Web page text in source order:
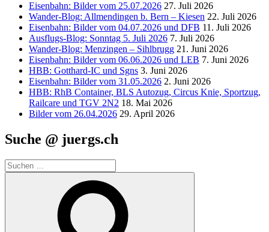
Eisenbahn: Bilder vom 25.07.2026 27. Juli 2026
Wander-Blog: Allmendingen b. Bern – Kiesen 22. Juli 2026
Eisenbahn: Bilder vom 04.07.2026 und DFB 11. Juli 2026
Ausflugs-Blog: Sonntag 5. Juli 2026 7. Juli 2026
Wander-Blog: Menzingen – Sihlbrugg 21. Juni 2026
Eisenbahn: Bilder vom 06.06.2026 und LEB 7. Juni 2026
HBB: Gotthard-IC und Sgns 3. Juni 2026
Eisenbahn: Bilder vom 31.05.2026 2. Juni 2026
HBB: RhB Container, BLS Autozug, Circus Knie, Sportzug,
Railcare und TGV 2N2 18. Mai 2026
Bilder vom 26.04.2026 29. April 2026
Suche @ juergs.ch
Suchen
nach: